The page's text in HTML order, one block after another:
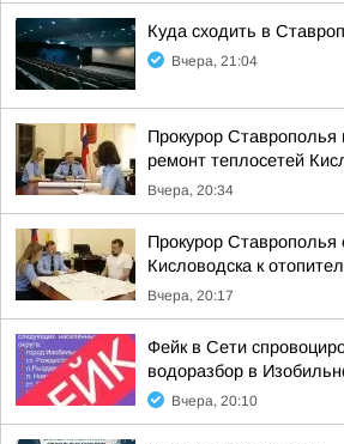
Куда сходить в
Вчера, 21:04
Прокурор Ставрополья
ремонт теплосетей
Вчера, 20:34
Прокурор Ставрополья
Кисловодска к
Вчера, 20:17
Фейк в Сети
водоразбор в
Вчера, 20:10